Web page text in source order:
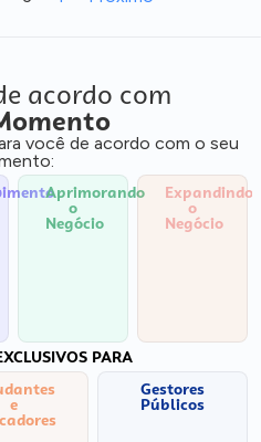
acordo com
você de acordo com o seu
Aprimorando
o
Negócio
Expandindo
o
Negócio
PARA
e
Gestores
Públicos